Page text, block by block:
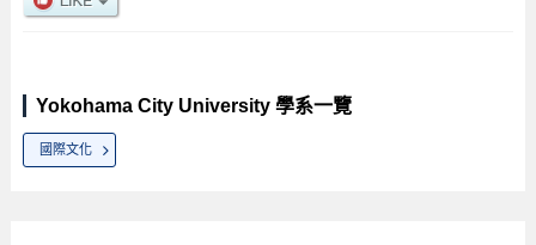
Yokohama City University 學系一覽
國際文化